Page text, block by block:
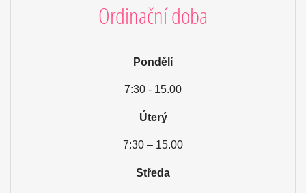
Ordinační doba
Pondělí
7:30 - 15.00
Úterý
7:30 – 15.00
Středa